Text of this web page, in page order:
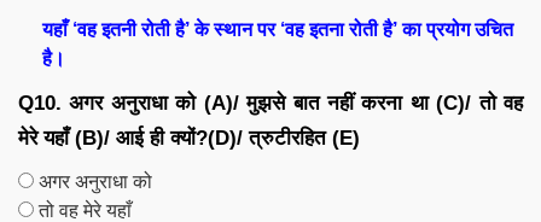
यहाँ ‘वह इतनी रोती है’ के स्थान पर ‘वह इतना रोती है’ का प्रयोग उचित
है।
Q10. अगर अनुराधा को (A)/ मुझसे बात नहीं करना था (C)/ तो वह
मेरे यहाँ (B)/ आई ही क्यों?(D)/ त्रुटीरहित (E)
अगर अनुराधा को
तो वह मेरे यहाँ